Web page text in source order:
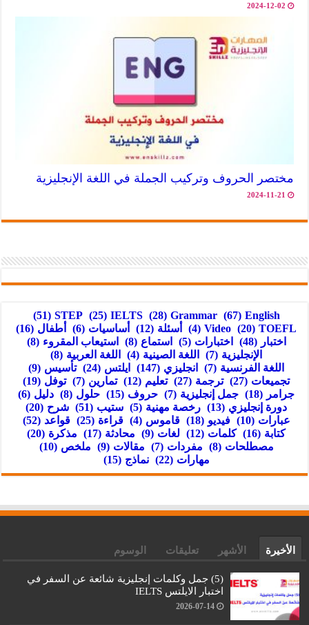
2024-12-02
مختصر الحروف وتركيب الجملة في اللغة الإنجليزية
2024-11-21
English
(67)
Grammar
(28)
IELTS
(25)
STEP
(51)
TOEFL
(20)
Video
(4) أسئلة (12) أساسيات (6) أطفال (16)
اختبار
(48) اختبارات (5) استماع (8) استيعاب المقروء (8)
الإنجليزية (7) اللغة الصينية (4) اللغة العربية (8)
اللغة الفرنسية (7) انجليزي (147) ايلتس (24) تأسيس (9)
تجميعات (27) ترجمة (27) تعليم (12) تمارين (7) توفل (19)
جرامر (18) جمل إنجليزية (7) حروف (15) حلول (8) دليل (6)
دورة إنجليزي (13) رخصة مهنية (5) ستيب (51) شرح (20)
عبارات (10) فيديو (18) قاموس (4) قراءة (25) قواعد (52)
كتابة (16) كلمات (12) لغات (9) محادثة (17) مذكرة (20)
مصطلحات (8) مفردات (7) مقالات (9) ملخص (10)
مهارات (22) نماذج (15)
الأخيرة الأشهر تعليقات الوسوم
(5) جمل وكلمات إنجليزية شائعة عن السفر في
اختبار الايلتس IELTS
2026-07-14